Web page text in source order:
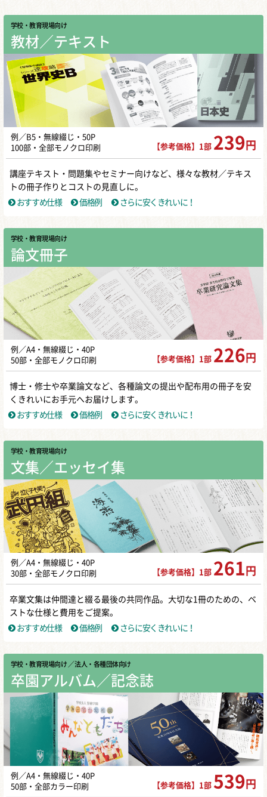
学校・教育現場向け
教材／テキスト
例／B5・無線綴じ・50P
100部・全部モノクロ印刷
【参考価格】1部 239 円
講座テキスト・問題集やセミナー向けなど、様々な教材／テキス
トの冊子作りとコストの見直しに。
おすすめ仕様
価格例 さらに安くきれいに！
学校・教育現場向け
論文冊子
例／A4・無線綴じ・40P
50部・全部モノクロ印刷
【参考価格】1部 226 円
博士・修士や卒業論文など、各種論文の提出や配布用の冊子を安
くきれいにお手元へお届けします。
おすすめ仕様
価格例 さらに安くきれいに！
学校・教育現場向け
文集／エッセイ集
例／A4・無線綴じ・40P
30部・全部モノクロ印刷
【参考価格】1部 261 円
卒業文集は仲間達と綴る最後の共同作品。大切な1冊のための、ベ
ストな仕様と費用をご提案。
おすすめ仕様
価格例 さらに安くきれいに！
学校・教育現場向け ／ 法人・各種団体向け
卒園アルバム／記念誌
例／A4・無線綴じ・40P
50部・全部カラー印刷
【参考価格】1部 539 円